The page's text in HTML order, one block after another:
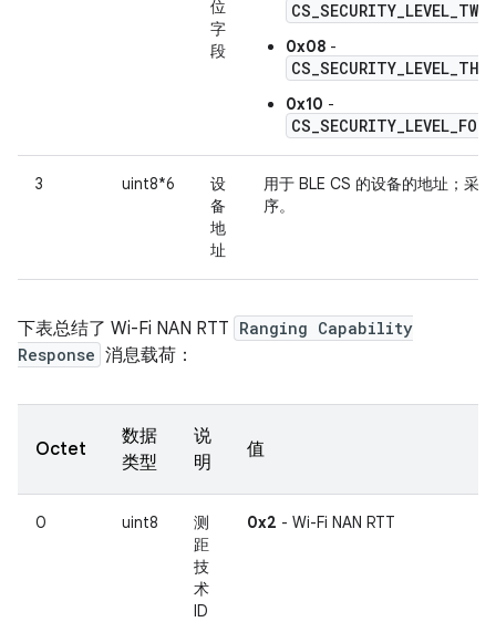
位
字
段
CS_SECURITY_LEVEL_TWO
0x08 -
0x10 -
CS_SECURITY_LEVEL_FOUR
3 uint8*6
设
备
地
址
用于 BLE CS 的设备的地址；采
序。
下表总结了 Wi-Fi NAN RTT Ranging Capability
Response 消息载荷：
Octet
数据
类型
说
明
值
0 uint8
测
距
技
术
ID
0x2 - Wi-Fi NAN RTT